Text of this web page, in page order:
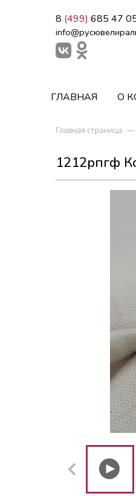
8 (499) 685 47
ГЛАВНАЯ О
Главная страница —
1212рпгф